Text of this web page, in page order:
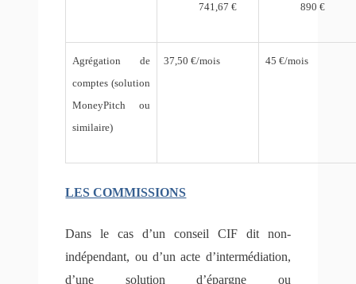
741,67 € 890 €
Agrégation de
comptes (solution
MoneyPitch ou
similaire)
37,50 €/mois 45 €/mois
LES COMMISSIONS
Dans le cas d’un conseil CIF dit non-
indépendant, ou d’un acte d’intermédiation,
d’une solution d’épargne ou